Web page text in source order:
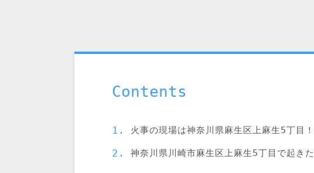
Contents
火事の現場は神奈川県麻生区上麻生5丁目！
神奈川県川崎市麻生区上麻生5丁目で起き